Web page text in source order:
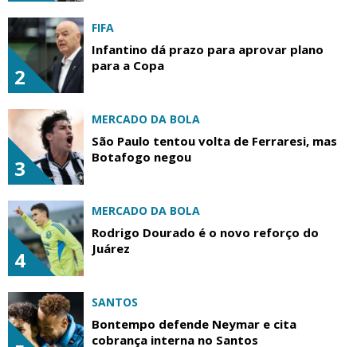
2
FIFA
Infantino dá prazo para aprovar plano
para a Copa
3
MERCADO DA BOLA
São Paulo tentou volta de Ferraresi, mas
Botafogo negou
4
MERCADO DA BOLA
Rodrigo Dourado é o novo reforço do
Juárez
SANTOS
Bontempo defende Neymar e cita
cobrança interna no Santos